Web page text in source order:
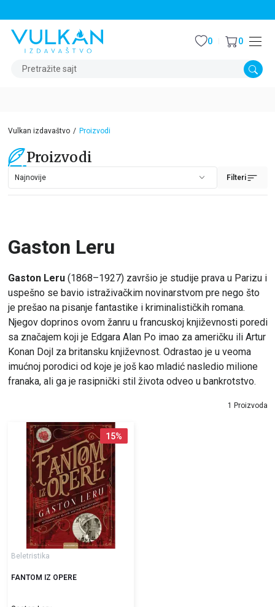
Pretražite sajt
0 0
Vulkan izdavaštvo Proizvodi
Proizvodi
Filteri
Gaston Leru
Gaston Leru(1868–1927) završio je studije prava u Parizu i
uspešno se bavio istraživačkim novinarstvom pre nego što
je prešao na pisanje fantastike i kriminalističkih romana.
Njegov doprinos ovom žanru u francuskoj književnosti poredi
sa značajem koji je Edgara Alan Po imao za američku ili Artur
Konan Dojl za britansku književnost. Odrastao je u veoma
imućnoj porodici od koje je još kao mladić nasledio milione
franaka, ali ga je rasipnički stil života odveo u bankrotstvo.
1 Proizvoda
15%
Beletristika
FANTOM IZ OPERE